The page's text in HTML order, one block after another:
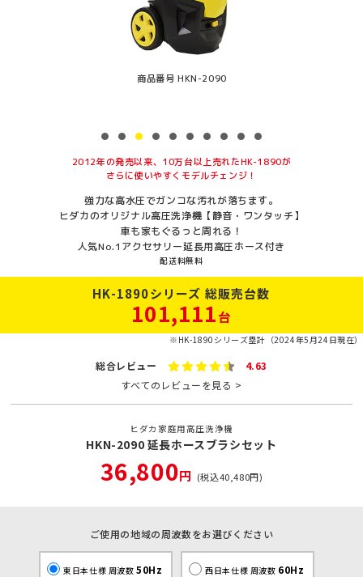
商品番号 HKN-2090
2012年の発売以来、10万台以上売れたHK-1890が
さらに使いやすくモデルチェンジ！
強力な高水圧でガンコな汚れが落ちます。
ヒダカのオリジナル高圧洗浄機【静音・ワンタッチ】
車も家もぐるっと周れる！
人気No.1アクセサリー延長用高圧ホース付き
配送料無料
HK-1890シリーズ 総販売台数
101,111台
※HK-1890シリーズ塁計（2024年5月24日現在）
総合レビュー
4.63
すべてのレビューを見る >
ヒダカ家庭用高圧洗浄機
HKN-2090 延長ホースブラシセット
36,800円 (税込40,480円)
ご使用の地域の周波数をお選びください
東日本仕様 周波数50Hz 西日本仕様 周波数 60Hz